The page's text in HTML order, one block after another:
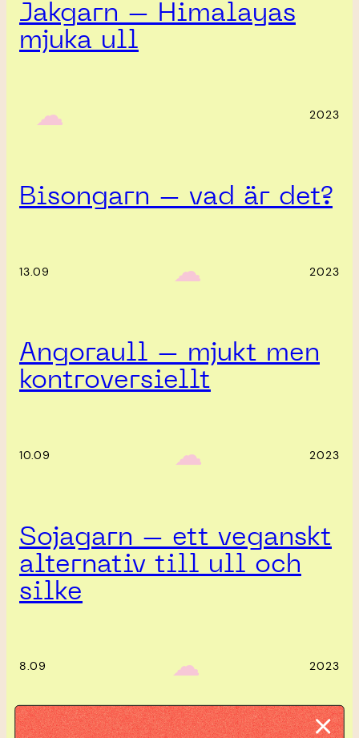
Jakgarn – Himalayas
mjuka ull
‎ ‎‎ ☁︎‎‎ 2023
Bisongarn – vad är det?
13.09 ‎ ‎‎ ☁︎‎‎ 2023
Angoraull – mjukt men
kontroversiellt
10.09 ‎ ‎‎ ☁︎‎‎ 2023
Sojagarn – ett veganskt
alternativ till ull och
silke
8.09 ‎ ‎‎ ☁︎‎‎ 2023